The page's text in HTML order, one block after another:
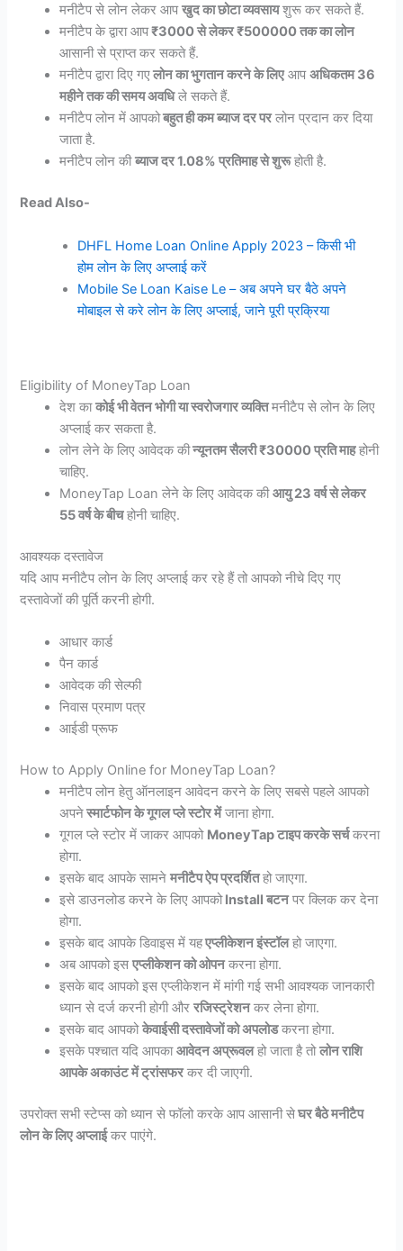
मनीटैप से लोन लेकर आपखुद का छोटा व्यवसायशुरू कर सकते हैं.
मनीटैप के द्वारा आप₹3000 से लेकर ₹500000 तक का लोन
आसानी से प्राप्त कर सकते हैं.
मनीटैप द्वारा दिए गएलोन का भुगतान करने के लिएआपअधिकतम 36
महीने तक की समय अवधिले सकते हैं.
मनीटैप लोन में आपकोबहुत ही कम ब्याज दर परलोन प्रदान कर दिया
जाता है.
मनीटैप लोन कीब्याज दर 1.08% प्रतिमाह से शुरूहोती है.
Read Also-
DHFL Home Loan Online Apply 2023 – किसी भी
होम लोन के लिए अप्लाई करें
Mobile Se Loan Kaise Le – अब अपने घर बैठे अपने
मोबाइल से करे लोन के लिए अप्लाई, जाने पूरी प्रक्रिया
Eligibility of MoneyTap Loan
देश काकोई भी वेतन भोगी या स्वरोजगार व्यक्तिमनीटैप से लोन के लिए
अप्लाई कर सकता है.
लोन लेने के लिए आवेदक कीन्यूनतम सैलरी ₹30000 प्रति माहहोनी
चाहिए.
MoneyTap Loan लेने के लिए आवेदक कीआयु 23 वर्ष से लेकर
55 वर्ष के बीचहोनी चाहिए.
आवश्यक दस्तावेज
यदि आप मनीटैप लोन के लिए अप्लाई कर रहे हैं तो आपको नीचे दिए गए
दस्तावेजों की पूर्ति करनी होगी.
आधार कार्ड
पैन कार्ड
आवेदक की सेल्फी
निवास प्रमाण पत्र
आईडी प्रूफ
How to Apply Online for MoneyTap Loan?
मनीटैप लोन हेतु ऑनलाइन आवेदन करने के लिए सबसे पहले आपको
अपनेस्मार्टफोन के गूगल प्ले स्टोर मेंजाना होगा.
गूगल प्ले स्टोर में जाकर आपको MoneyTap टाइप करके सर्चकरना
होगा.
इसके बाद आपके सामनेमनीटैप ऐप प्रदर्शितहो जाएगा.
इसे डाउनलोड करने के लिए आपकोInstall बटनपर क्लिक कर देना
होगा.
इसके बाद आपके डिवाइस में यहएप्लीकेशन इंस्टॉलहो जाएगा.
अब आपको इसएप्लीकेशन को ओपनकरना होगा.
इसके बाद आपको इस एप्लीकेशन में मांगी गई सभी आवश्यक जानकारी
ध्यान से दर्ज करनी होगी औररजिस्ट्रेशनकर लेना होगा.
इसके बाद आपकोकेवाईसी दस्तावेजों को अपलोडकरना होगा.
इसके पश्चात यदि आपकाआवेदन अप्रूवलहो जाता है तोलोन राशि
आपके अकाउंट में ट्रांसफरकर दी जाएगी.
उपरोक्त सभी स्टेप्स को ध्यान से फॉलो करके आप आसानी सेघर बैठे मनीटैप
लोन के लिए अप्लाईकर पाएंगे.